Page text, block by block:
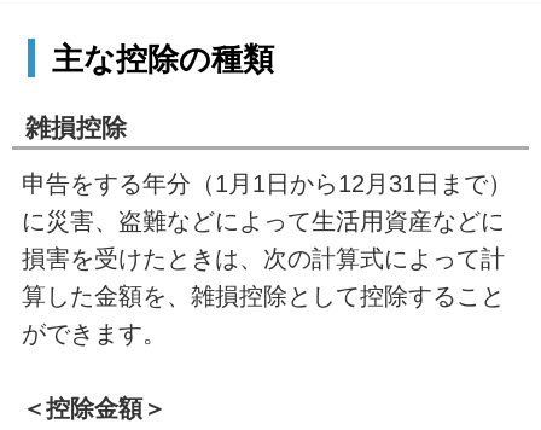
主な控除の種類
雑損控除
申告をする年分（1月1日から12月31日まで）
に災害、盗難などによって生活用資産などに
損害を受けたときは、次の計算式によって計
算した金額を、雑損控除として控除すること
ができます。
＜控除金額＞